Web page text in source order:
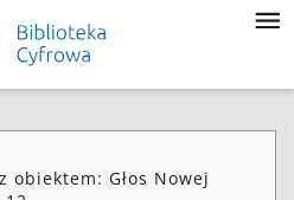
obiektem: Głos Nowej